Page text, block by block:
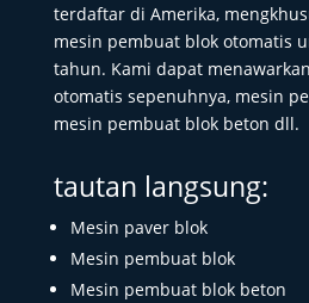
terdaftar di Amerika,
mesin pembuat blok otomatis
tahun. Kami dapat
otomatis sepenuhnya, mesin
mesin pembuat blok beton dll.
tautan langsung:
Mesin paver blok
Mesin pembuat blok
Mesin pembuat blok beton